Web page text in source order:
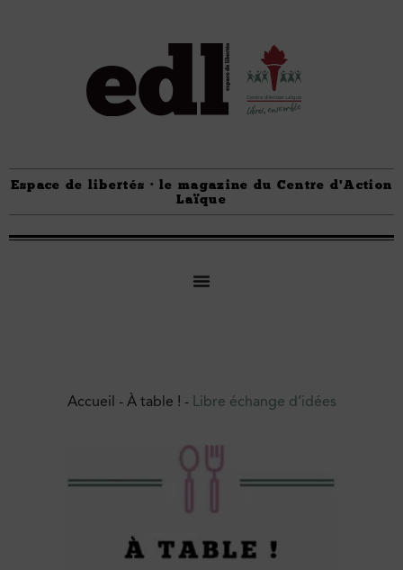
Espace de libertés · le magazine du Centre d'Action
Laïque
Accueil - À table ! - Libre échange d’idées